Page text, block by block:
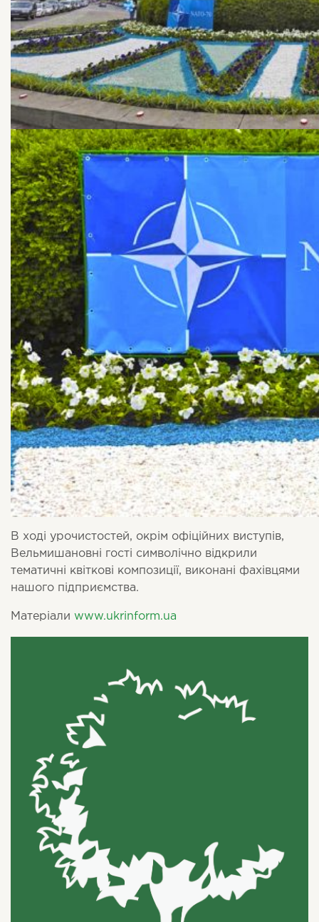
В ході урочистостей, окрім офіційних виступів,
Вельмишановні гості символічно відкрили
тематичні квіткові композиції, виконані фахівцями
нашого підприємства.
Матеріали www.ukrinform.ua